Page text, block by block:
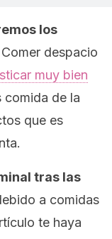
los
despacio
muy bien
comida de la
que es
tras las
a comidas
te haya